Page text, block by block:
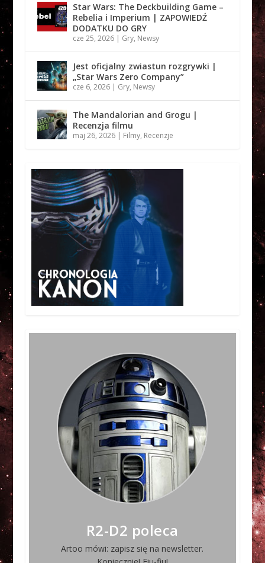
Star Wars: The Deckbuilding Game –
Rebelia i Imperium | ZAPOWIEDŹ
DODATKU DO GRY
cze 25, 2026| Gry, Newsy
Jest oficjalny zwiastun rozgrywki |
„Star Wars Zero Company”
cze 6, 2026| Gry, Newsy
The Mandalorian and Grogu |
Recenzja filmu
maj 26, 2026| Filmy, Recenzje
R2-D2 poleca
Artoo mówi: zapisz się na newsletter.